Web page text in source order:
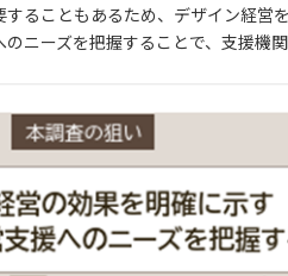
ることもあるため、デザイン経
ニーズを把握することで、支援